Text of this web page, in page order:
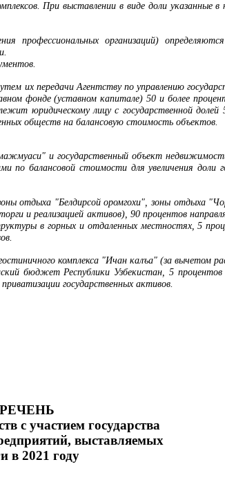
При выставлении в виде доли указанные
профессиональных организаций)
.
их передачи Агентству по управлению
фонде (уставном капитале) 50 и более
юридическому лицу с государственной долей
обществ на балансовую стоимость объектов.
и государственный объект
по балансовой стоимости для увеличения доли
отдыха "Белдирсой оромгохи", зоны отдыха
и реализацией активов), 90 процентов
в горных и отдаленных местностях, 5
комплекса "Ичан калъа" (за вычетом
бюджет Республики Узбекистан, 5
государственных активов.
с участием государства
выставляемых
в 2021 году